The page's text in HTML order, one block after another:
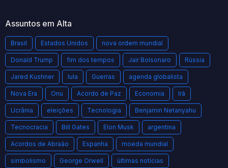
Assuntos em Alta
Brasil Estados Unidos nova ordem mundial
Donald Trump fim dos tempos Jair Bolsonaro Rússia
Jared Kushner lula Guerras agenda globalista
Nova Era Onu Acordo de Paz Economia Irã
Ucrânia eleições Tecnologia Benjamin Netanyahu
Tecnocracia Bill Gates Elon Musk argentina
Acordos de Abraão Espanha moeda mundial
simbolismo George Orwell últimas notícias